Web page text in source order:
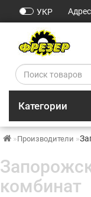
УКР Адрес
Категории
Производители
комбинат